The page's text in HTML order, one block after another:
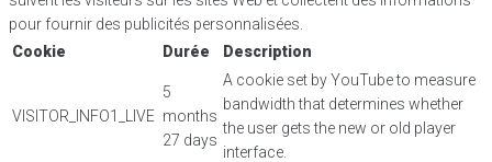
pour fournir des publicités personnalisées.
Cookie
Durée Description
VISITOR_INFO1_LIVE
5
months
27 days
A cookie set by YouTube to measure
bandwidth that determines whether
the user gets the new or old player
interface.